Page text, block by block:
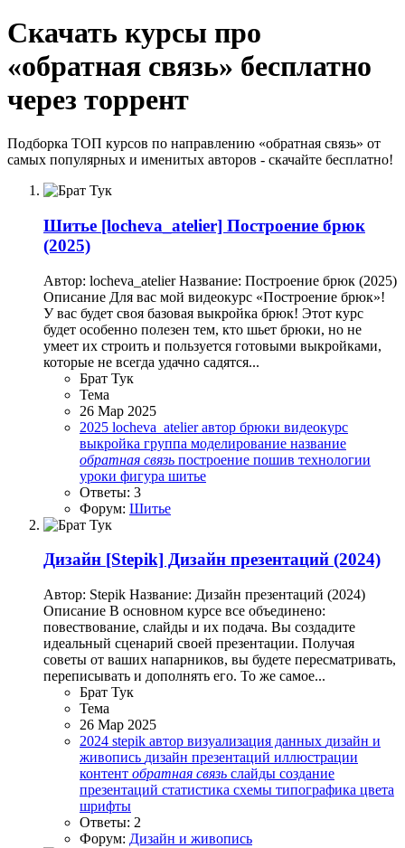
Скачать курсы про
«обратная связь» бесплатно
через торрент
Подборка ТОП курсов по направлению «обратная связь» от
самых популярных и именитых авторов - скачайте бесплатно!
Шитье [locheva_atelier] Построение брюк
(2025)
Автор: locheva_atelier Название: Построение брюк (2025)
Описание Для вас мой видеокурс «Построение брюк»!
У вас будет своя базовая выкройка брюк! Этот кypc
будет особенно полезен тем, кто шьет брюки, но не
умеет их строить и пользуется готовыми выкройками,
которые не всегда удачно садятся...
Брат Тук
Тема
26 Мар 2025
2025 locheva_atelierавтор брюки видеокурс
выкройка группа моделирование название
обратная связь построение пошив технологии
уроки фигура шитье
Ответы: 3
Форум: Шитье
Дизайн [Stepik] Дизайн презентаций (2024)
Автор: Stepik Название: Дизайн презентаций (2024)
Описание В основном курсе все объединено:
повествование, слайды и их подача. Вы создадите
идеальный сценарий своей презентации. Получая
советы от ваших напарников, вы будете пересматривать,
переписывать и дополнять его. То же самое...
Брат Тук
Тема
26 Мар 2025
2024 stepik автор визуализация данных дизайн и
живопись дизайн презентаций иллюстрации
контент обратная связь слайды создание
презентаций статистика схемы типографика цвета
шрифты
Ответы: 2
Форум: Дизайн и живопись